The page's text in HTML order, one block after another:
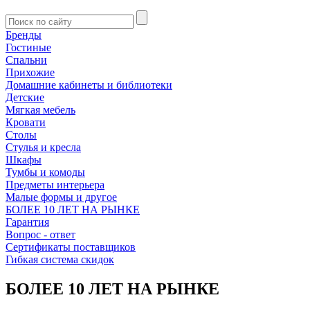
Бренды
Гостиные
Спальни
Прихожие
Домашние кабинеты и библиотеки
Детские
Мягкая мебель
Кровати
Столы
Стулья и кресла
Шкафы
Тумбы и комоды
Предметы интерьера
Малые формы и другое
БОЛЕЕ 10 ЛЕТ НА РЫНКЕ
Гарантия
Вопрос - ответ
Сертификаты поставщиков
Гибкая система скидок
БОЛЕЕ 10 ЛЕТ НА РЫНКЕ